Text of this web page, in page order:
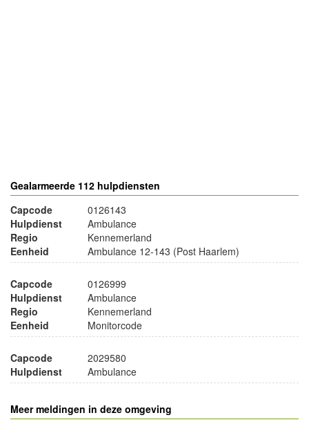
Gealarmeerde 112 hulpdiensten
Capcode
0126143
Hulpdienst
Ambulance
Regio
Kennemerland
Eenheid
Ambulance 12-143 (Post Haarlem)
Capcode
0126999
Hulpdienst
Ambulance
Regio
Kennemerland
Eenheid
Monitorcode
Capcode
2029580
Hulpdienst
Ambulance
Meer meldingen in deze omgeving